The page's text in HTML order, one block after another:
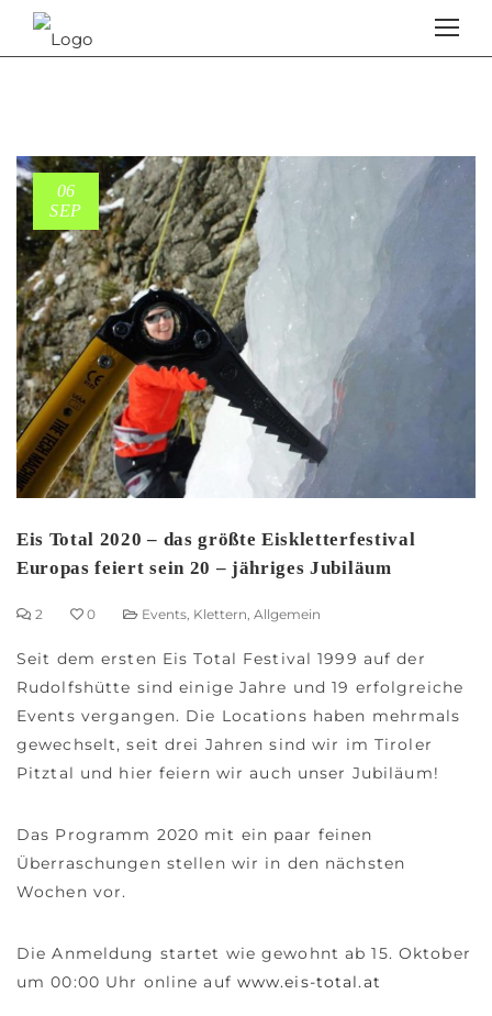
06
SEP
Eis Total 2020 – das größte Eiskletterfestival
Europas feiert sein 20 – jähriges Jubiläum
2 0 Events Klettern ,Allgemein
Seit dem ersten Eis Total Festival 1999 auf der
Rudolfshütte sind einige Jahre und 19 erfolgreiche
Events vergangen. Die Locations haben mehrmals
gewechselt, seit drei Jahren sind wir im Tiroler
Pitztal und hier feiern wir auch unser Jubiläum!
Das Programm 2020 mit ein paar feinen
Überraschungen stellen wir in den nächsten
Wochen vor.
Die Anmeldung startet wie gewohnt ab 15. Oktober
um 00:00 Uhr online auf www.eis-total.at